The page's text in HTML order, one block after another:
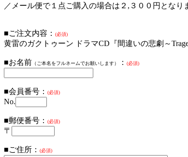
／メール便で１点ご購入の場合は２,３００円となり
■ご注文内容： (必須)
黄雷のガクトゥーン ドラマCD『間違いの悲劇～
■お名前 （ご本名をフルネームでお願いします） ： (必須)
■会員番号： (必須)
No.
■郵便番号： (必須)
〒
■ご住所： (必須)